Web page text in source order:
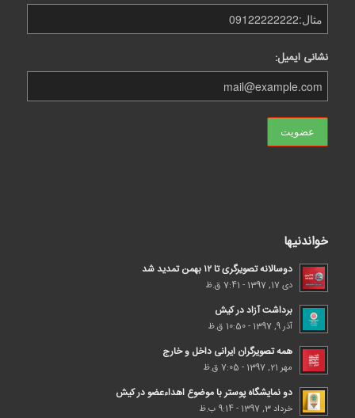
نشانی ایمیل:
خواندنیها
دوسالانه تصویرگری تا ۱۲ بهمن تمدید شد
دی 17, 1397 - 7:41 ق.ظ
برداشت آزاد در کیش
آذر 9, 1397 - 10:50 ق.ظ
همه تصویرگران ایرانی داخل و خارج
مهر 21, 1397 - 7:05 ق.ظ
دو نمایشگاه پوستر با موضوع اهداء‌عضو در کیش
خرداد 3, 1397 - 9:14 ب.ظ